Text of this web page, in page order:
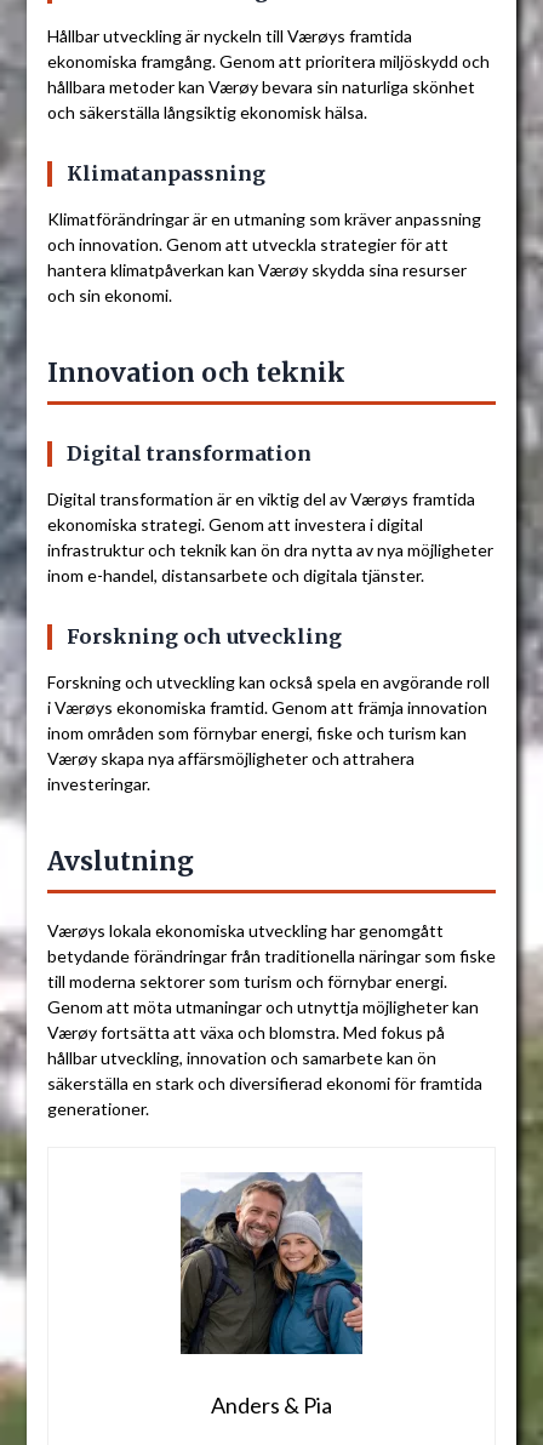
Hållbar utveckling är nyckeln till Værøys framtida
ekonomiska framgång. Genom att prioritera miljöskydd och
hållbara metoder kan Værøy bevara sin naturliga skönhet
och säkerställa långsiktig ekonomisk hälsa.
Klimatanpassning
Klimatförändringar är en utmaning som kräver anpassning
och innovation. Genom att utveckla strategier för att
hantera klimatpåverkan kan Værøy skydda sina resurser
och sin ekonomi.
Innovation och teknik
Digital transformation
Digital transformation är en viktig del av Værøys framtida
ekonomiska strategi. Genom att investera i digital
infrastruktur och teknik kan ön dra nytta av nya möjligheter
inom e-handel, distansarbete och digitala tjänster.
Forskning och utveckling
Forskning och utveckling kan också spela en avgörande roll
i Værøys ekonomiska framtid. Genom att främja innovation
inom områden som förnybar energi, fiske och turism kan
Værøy skapa nya affärsmöjligheter och attrahera
investeringar.
Avslutning
Værøys lokala ekonomiska utveckling har genomgått
betydande förändringar från traditionella näringar som fiske
till moderna sektorer som turism och förnybar energi.
Genom att möta utmaningar och utnyttja möjligheter kan
Værøy fortsätta att växa och blomstra. Med fokus på
hållbar utveckling, innovation och samarbete kan ön
säkerställa en stark och diversifierad ekonomi för framtida
generationer.
Anders & Pia